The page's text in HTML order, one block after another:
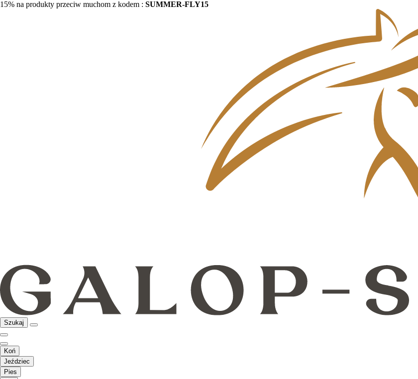
15% na produkty przeciw muchom z kodem : SUMMER-FLY15
Szukaj
Koń
Jeździec
Pies